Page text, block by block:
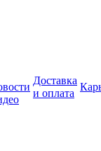
Доставка
и оплата